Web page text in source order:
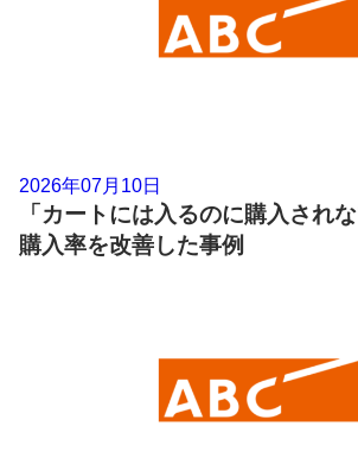
2026年07月10日
「カートには入るのに購入され
購入率を改善した事例